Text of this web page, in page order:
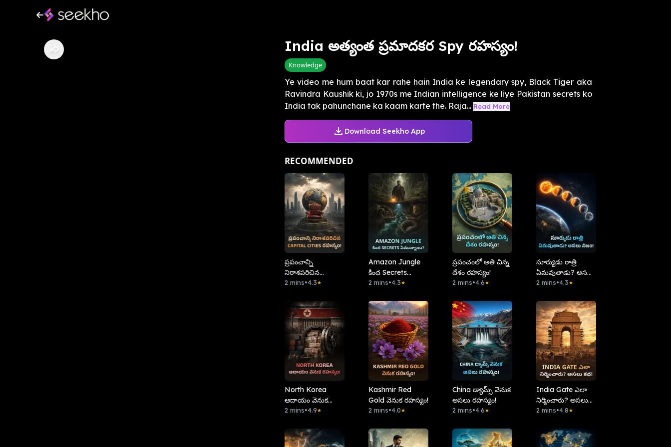
India అత్యంత ప్రమాదకర Spy రహస్యం!
Knowledge
Ye video me hum baat kar rahe hain India ke legendary spy, Black Tiger aka
Ravindra Kaushik ki, jo 1970s me Indian intelligence ke liye Pakistan secrets ko
India tak pahunchane ka kaam karte the. Raja... Read More
Download Seekho App
RECOMMENDED
ప్రపంచాన్ని
నిరాశపరిచిన
Capital Cities
2 mins•4.3★
Amazon Jungle
కింద Secrets
ఏమున్నాయి?
2 mins•4.3★
ప్రపంచంలో అతి చిన్న
దేశం రహస్యం!
2 mins•4.6★
సూర్యుడు రాత్రి
ఏమవుతాడు? అసలు
నిజం!
2 mins•4.3★
North Korea
ఆదాయం వెనుక
రహస్యం!
2 mins•4.9★
Kashmir Red
Gold వెనుక రహస్యం!
2 mins•4.0★
China డ్యామ్స్ వెనుక
అసలు రహస్యం!
2 mins•4.6★
India Gate ఎలా
నిర్మించారు? అసలు
కథ!
2 mins•4.8★